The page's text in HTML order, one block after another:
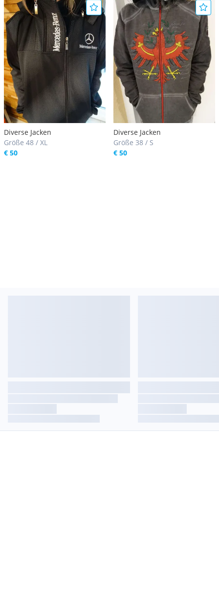
Diverse Jacken
Größe 48 / XL
€ 50
Diverse Jacken
Größe 38 / S
€ 50